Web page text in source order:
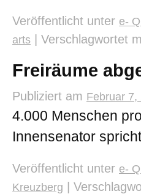
Veröffentlicht unter e-
arts Verschlagwortet
Freiräume
Publiziert am Februar 7,
4.000 Menschen
Innensenator
Veröffentlicht unter e-
Kreuzberg